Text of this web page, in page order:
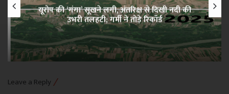
यूरोप की ‘गंगा’ सूखने लगी, अंतरिक्ष से दिखी नदी की
उभरी तलहटी; गर्मी ने तोड़े रिकॉर्ड
Leave a Reply